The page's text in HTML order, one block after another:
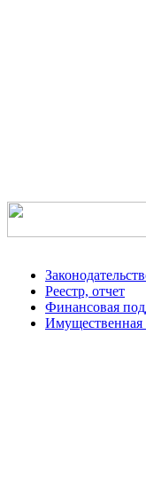
Реестр, отчет
Финансовая
Имущественная